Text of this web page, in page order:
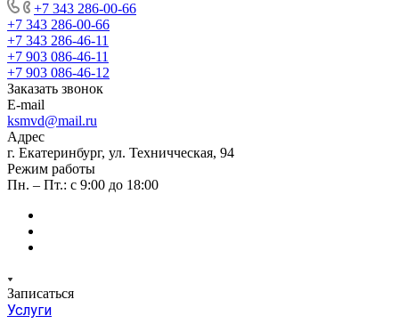
+7 343 286-00-66
+7 343 286-00-66
+7 343 286-46-11
+7 903 086-46-11
+7 903 086-46-12
Заказать звонок
E-mail
ksmvd@mail.ru
Адрес
г. Екатеринбург, ул. Техничческая, 94
Режим работы
Пн. – Пт.: с 9:00 до 18:00
Записаться
Услуги